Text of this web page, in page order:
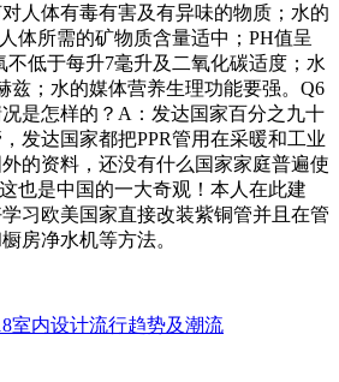
人体有毒有害及有异味的物质；水的
体所需的矿物质含量适中；PH值呈
不低于每升7毫升及二氧化碳适度；水
兹；水的媒体营养生理功能要强。Q6
是怎样的？A：发达国家百分之九十
发达国家都把PPR管用在采暖和工业
的资料，还没有什么国家家庭普遍使
也是中国的一大奇观！本人在此建
习欧美国家直接改装紫铜管并且在管
房净水机等方法。
室内设计流行趋势及潮流